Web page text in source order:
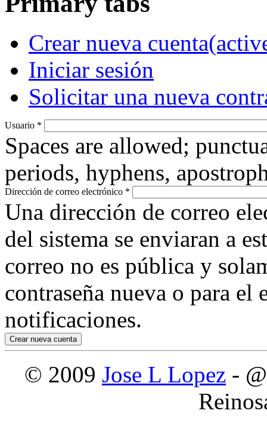
Crear nueva cuenta
Iniciar sesión
Solicitar una nueva
Usuario *
Spaces are allowed;
periods, hyphens,
Dirección de correo electrónico *
Una dirección de correo
del sistema se enviaran a
correo no es pública y
contraseña nueva o para
notificaciones.
© 2009 Jose L Lopez -